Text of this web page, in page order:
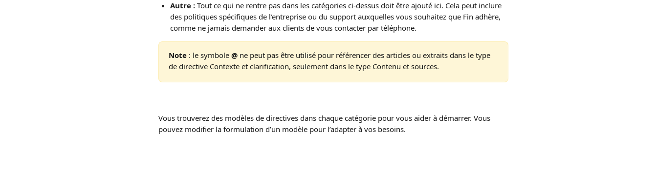
Autre : Tout ce qui ne rentre pas dans les catégories ci-dessus doit être ajouté ici. Cela peut inclure
des politiques spécifiques de l’entreprise ou du support auxquelles vous souhaitez que Fin adhère,
comme ne jamais demander aux clients de vous contacter par téléphone.
Note : le symbole @ ne peut pas être utilisé pour référencer des articles ou extraits dans le type
de directive Contexte et clarification, seulement dans le type Contenu et sources.
Vous trouverez des modèles de directives dans chaque catégorie pour vous aider à démarrer. Vous
pouvez modifier la formulation d’un modèle pour l’adapter à vos besoins.